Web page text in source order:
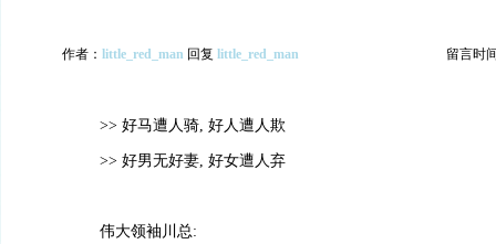
作者： little_red_man 回复 little_red_man 留言时
>> 好马遭人骑, 好人遭人欺
>> 好男无好妻, 好女遭人弃
伟大领袖川总: